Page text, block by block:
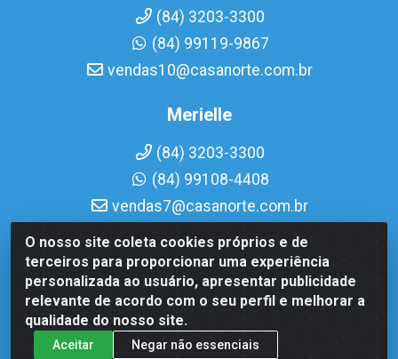
O nosso site coleta cookies próprios e de
terceiros para proporcionar uma experiência
personalizada ao usuário, apresentar publicidade
relevante de acordo com o seu perfil e melhorar a
qualidade do nosso site.
Aceitar Negar não essenciais
(84) 3203-3300
(84) 99119-9867
vendas10@casanorte.com.br
Merielle
(84) 3203-3300
(84) 99108-4408
vendas7@casanorte.com.br
Casa Norte LTDA - Av. Interventor Mário Câmara, 1815 - Dix-
Sept Rosado, Natal/RN - CEP 59054-600 - CNPJ
08.713.513/0001-51